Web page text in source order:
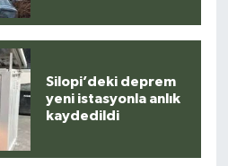
Silopi’deki deprem
yeni istasyonla anlık
kaydedildi